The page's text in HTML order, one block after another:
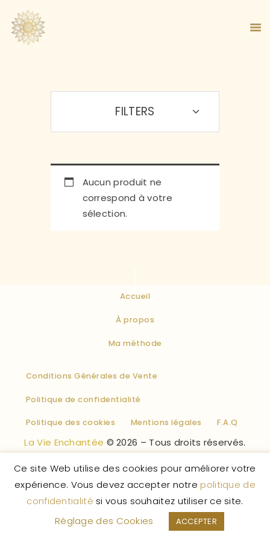
À PROPOS
BOUTIQUE
BLOG
PANIER
Aucun produit ne
correspond à votre
sélection.
FILTERS
Accueil
À propos
Ma méthode
Conditions Générales de Vente
Politique de confidentialité
Politique des cookies Mentions légales F.A.Q
La Vie Enchantée © 2026 – Tous droits réservés.
Ce site Web utilise des cookies pour améliorer votre
expérience. Vous devez accepter notre politique de
confidentialité si vous souhaitez utiliser ce site.
Réglage des Cookies
ACCEPTER